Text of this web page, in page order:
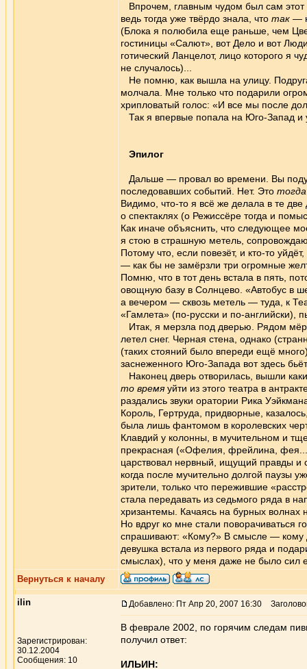
Впрочем, главным чудом был сам этот
ведь тогда уже твёрдо знала, что так —
(Блока я полюбила еще раньше, чем
гостиницы «Салют», вот Дело и вот
готический Ланцелот, лицо которого я
не случалось)...
Не помню, как вышла на улицу.
молчала. Мне только что подарили
хрипловатый голос: «И все мы после
Так я впервые попала на Юго-Запад и
Эпилог
Дальше — провал во времени. Вы
последовавших событий. Нет. Это тогда
Видимо, что-то я всё же делала в те
о спектаклях (о Режиссёре тогда и
Как иначе объяснить, что следующее
я стою в страшную метель,
Потому что, если повезёт, и кто-то
— как бы не замёрзли три огромные
Помню, что в тот день встала в пять,
овощную базу в Солнцево. «Автобус в
а вечером — сквозь метель — туда, к
«Гамлета» (по-русски и по-английски),
Итак, я мерзла под дверью. Рядом
летел снег. Черная стена, однако
(таких стояний было впереди ещё
заснеженного Юго-Запада вот здесь
Наконец дверь отворилась, вышли
то времяуйти из этого театра в
раздались звуки оратории Рика
Король, Гертруда, придворные,
была лишь фантомом в королевских
Клавдий у колонны, в мучительном и
прекрасная («Офелия, фрейлина,
царствовал нервный, ищущий правды и
когда после мучительно долгой паузы
зрители, только что пережившие
стала передавать из седьмого ряда в
хризантемы. Качаясь на бурных волнах
Но вдруг ко мне стали поворачиваться
спрашивают: «Кому?» В смысле — кому
девушка встала из первого ряда и
смыслах), что у меня даже не было сил
Вернуться к началу
ilin
Зарегистрирован:
30.12.2004
Сообщения: 10
Добавлено: Пт Апр 20, 2007 16:30
В феврале 2002, по горячим следам
получил ответ:
ИЛЬИН: